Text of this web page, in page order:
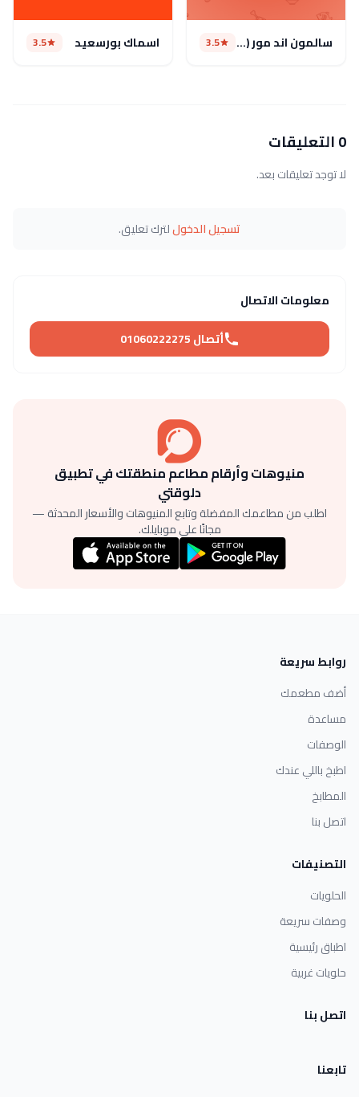
سالمون اند مور (مغلق) 3.5 اسماك بورسعيد 3.5
0 التعليقات
لا توجد تعليقات بعد.
تسجيل الدخوللترك تعليق.
معلومات الاتصال
أتصال 01060222275
منيوهات وأرقام مطاعم منطقتك في تطبيق
دلوقتي
اطلب من مطاعمك المفضلة وتابع المنيوهات والأسعار المحدثة —
مجانًا على موبايلك.
روابط سريعة
أضف مطعمك
مساعدة
الوصفات
اطبخ باللي عندك
المطابخ
اتصل بنا
التصنيفات
الحلويات
وصفات سريعة
اطباق رئيسية
حلويات غربية
اتصل بنا
تابعنا